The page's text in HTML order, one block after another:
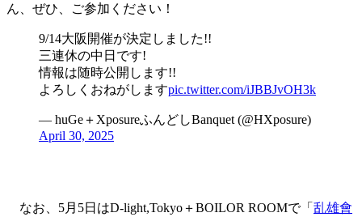
ん、ぜひ、ご参加ください！
9/14大阪開催が決定しました!!
三連休の中日です!
情報は随時公開します!!
よろしくおねがしますpic.twitter.com/iJBBJvOH3k
— huGe＋XposureふんどしBanquet (@HXposure)
April 30, 2025
なお、5月5日はD-light,Tokyo＋BOILOR ROOMで「 乱雄會